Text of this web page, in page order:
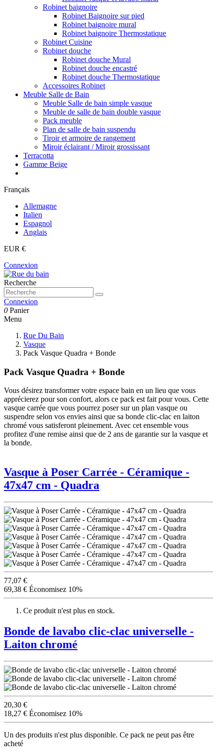
Robinet baignoire
Robinet Baignoire sur pied
Robinet baignoire mural
Robinet baignoire Thermostatique
Robinet Cuisine
Robinet douche
Robinet douche Mural
Robinet douche encastré
Robinet douche Thermostatique
Accessoires Robinet
Meuble Salle de Bain
Meuble Salle de bain simple vasque
Meuble de salle de bain double vasque
Pack meuble
Plan de salle de bain suspendu
Tiroir et armoire de rangement
Miroir éclairant / Miroir grossissant
Terracotta
Gamme Beige
Français
Allemagne
Italien
Espagnol
Anglais
EUR €
Connexion
Recherche
Connexion
0 Panier
Menu
Rue Du Bain
Vasque
Pack Vasque Quadra + Bonde
Pack Vasque Quadra + Bonde
Vous désirez transformer votre espace bain en un lieu que vous
apprécierez pour son confort, alors ce pack est fait pour vous. Cette
vasque carrée que vous pourrez poser sur un plan vasque ou
suspendre selon vos envies ainsi que sa bonde clic-clac en laiton
chromé vous satisferont pleinement. Avec cet ensemble vous
profitez d'une remise ainsi que de 2 ans de garantie sur la vasque et
la bonde.
Vasque à Poser Carrée - Céramique -
47x47 cm - Quadra
77,07 €
69,38 € Économisez 10%
Ce produit n'est plus en stock.
Bonde de lavabo clic-clac universelle -
Laiton chromé
20,30 €
18,27 € Économisez 10%
Un des produits n'est plus disponible. Ce pack ne peut pas être
acheté